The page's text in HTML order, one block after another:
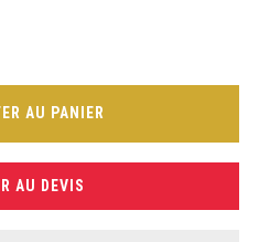
COMPACTE
700 / 800
AU PANIER
AU DEVIS